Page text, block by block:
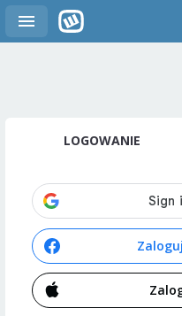
LOGOWANIE